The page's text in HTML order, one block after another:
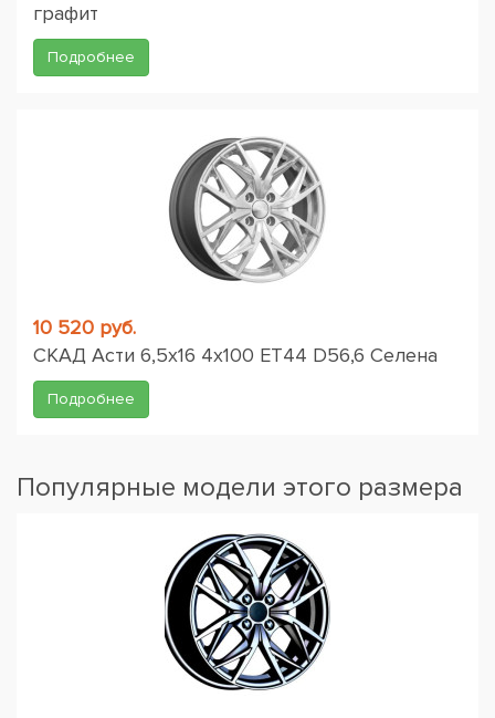
графит
Подробнее
10 520 руб.
СКАД Асти 6,5x16 4x100 ET44 D56,6 Селена
Подробнее
Популярные модели этого размера